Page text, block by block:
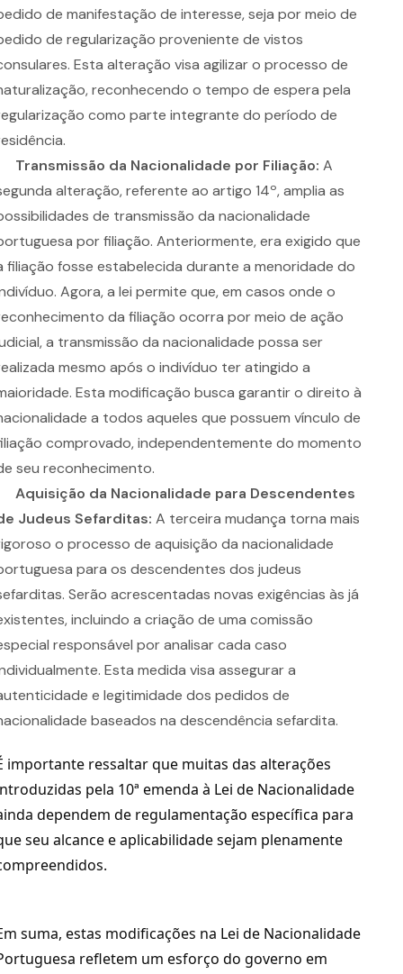
de manifestação de interesse, seja por meio de
de regularização proveniente de vistos
Esta alteração visa agilizar o processo de
reconhecendo o tempo de espera pela
como parte integrante do período de
Transmissão da Nacionalidade por Filiação: A
alteração, referente ao artigo 14º, amplia as
de transmissão da nacionalidade
por filiação. Anteriormente, era exigido que
filiação fosse estabelecida durante a menoridade do
Agora, a lei permite que, em casos onde o
da filiação ocorra por meio de ação
a transmissão da nacionalidade possa ser
mesmo após o indivíduo ter atingido a
Esta modificação busca garantir o direito à
a todos aqueles que possuem vínculo de
comprovado, independentemente do momento
seu reconhecimento.
Aquisição da Nacionalidade para Descendentes
Judeus Sefarditas: A terceira mudança torna mais
o processo de aquisição da nacionalidade
para os descendentes dos judeus
Serão acrescentadas novas exigências às já
incluindo a criação de uma comissão
responsável por analisar cada caso
Esta medida visa assegurar a
e legitimidade dos pedidos de
baseados na descendência sefardita.
importante ressaltar que muitas das alterações
pela 10ª emenda à Lei de Nacionalidade
dependem de regulamentação específica para
seu alcance e aplicabilidade sejam plenamente
suma, estas modificações na Lei de Nacionalidade
refletem um esforço do governo em